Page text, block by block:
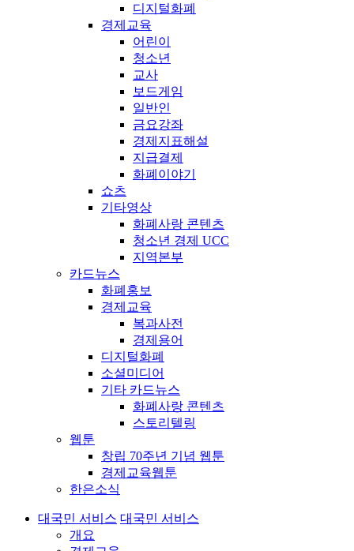
디지털화폐
경제교육
어린이
청소년
교사
보드게임
일반인
금요강좌
경제지표해설
지급결제
화폐이야기
쇼츠
기타영상
화폐사랑 콘텐츠
청소년 경제 UCC
지역본부
카드뉴스
화폐홍보
경제교육
복과사전
경제용어
디지털화폐
소셜미디어
기타 카드뉴스
화폐사랑 콘텐츠
스토리텔링
웹툰
창립 70주년 기념 웹툰
경제교육웹툰
한은소식
대국민 서비스 대국민 서비스
개요